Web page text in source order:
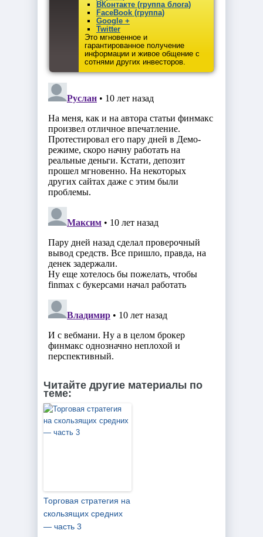
ВКонтакте (группа блога)
FaceBook (группа)
Google +
Twitter
Это мгновенное и
гарантированное получение
информации и живое общение с
сотнями других инвесторов.
Читайте другие материалы по
теме:
Торговая стратегия на
скользящих средних
— часть 3